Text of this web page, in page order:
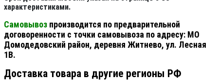
характеристиками.
Самовывоз производится по предварительной
договоренности с точки самовывоза по адресу: МО
Домодедовский район, деревня Житнево, ул. Лесная
1В.
Доставка товара в другие регионы РФ